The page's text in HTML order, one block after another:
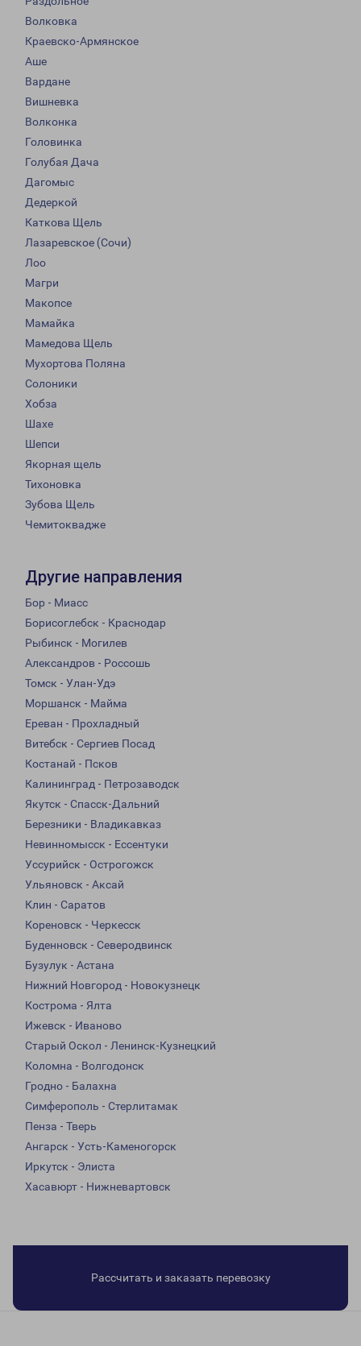
Волковка
Краевско-Армянское
Аше
Вардане
Вишневка
Волконка
Головинка
Голубая Дача
Дагомыс
Дедеркой
Каткова Щель
Лазаревское (Сочи)
Лоо
Магри
Макопсе
Мамайка
Мамедова Щель
Мухортова Поляна
Солоники
Хобза
Шахе
Шепси
Якорная щель
Тихоновка
Зубова Щель
Чемитоквадже
Другие направления
Бор - Миасс
Борисоглебск - Краснодар
Рыбинск - Могилев
Александров - Россошь
Томск - Улан-Удэ
Моршанск - Майма
Ереван - Прохладный
Витебск - Сергиев Посад
Костанай - Псков
Калининград - Петрозаводск
Якутск - Спасск-Дальний
Березники - Владикавказ
Невинномысск - Ессентуки
Уссурийск - Острогожск
Ульяновск - Аксай
Клин - Саратов
Кореновск - Черкесск
Буденновск - Северодвинск
Бузулук - Астана
Нижний Новгород - Новокузнецк
Кострома - Ялта
Ижевск - Иваново
Старый Оскол - Ленинск-Кузнецкий
Коломна - Волгодонск
Гродно - Балахна
Симферополь - Стерлитамак
Пенза - Тверь
Ангарск - Усть-Каменогорск
Иркутск - Элиста
Хасавюрт - Нижневартовск
Рассчитать и заказать перевозку